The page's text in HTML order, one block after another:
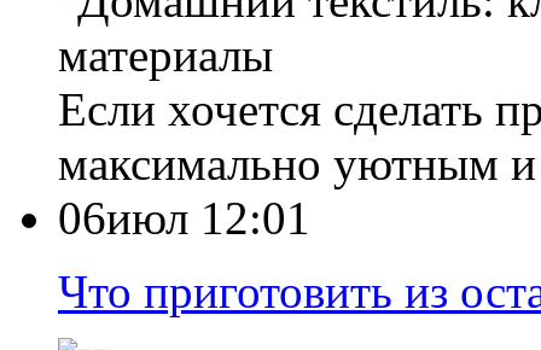
Если хочется сделать
максимально уютным
06июл 12:01
Что приготовить из